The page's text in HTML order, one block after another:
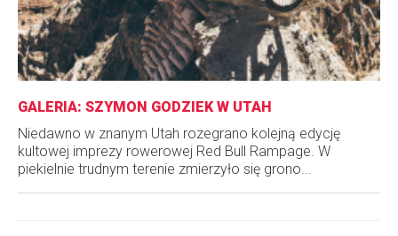
GALERIA: SZYMON GODZIEK W UTAH
Niedawno w znanym Utah rozegrano kolejną edycję
kultowej imprezy rowerowej Red Bull Rampage. W
piekielnie trudnym terenie zmierzyło się grono...